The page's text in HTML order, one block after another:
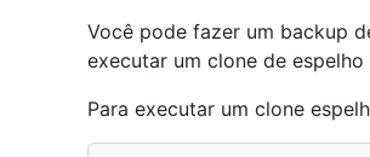
Você pode fazer um backup
executar um clone de
Para executar um clone